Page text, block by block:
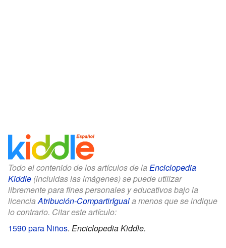
Todo el contenido de los artículos de la Enciclopedia
Kiddle (incluidas las imágenes) se puede utilizar
libremente para fines personales y educativos bajo la
licenciaAtribución-CompartirIguala menos que se indique
lo contrario. Citar este artículo:
1590 para Niños. Enciclopedia Kiddle.